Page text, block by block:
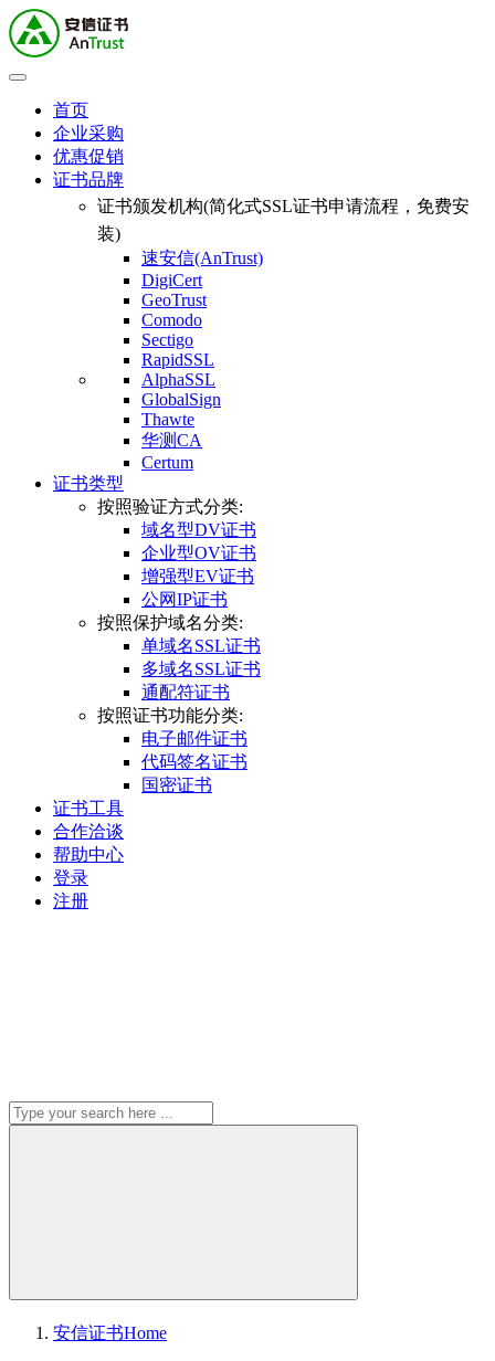
首页
企业采购
优惠促销
证书品牌
证书颁发机构(简化式SSL证书申请流程，免费安
装)
速安信(AnTrust)
DigiCert
GeoTrust
Comodo
Sectigo
RapidSSL
AlphaSSL
GlobalSign
Thawte
华测CA
Certum
证书类型
按照验证方式分类:
域名型DV证书
企业型OV证书
增强型EV证书
公网IP证书
按照保护域名分类:
单域名SSL证书
多域名SSL证书
通配符证书
按照证书功能分类:
电子邮件证书
代码签名证书
国密证书
证书工具
合作洽谈
帮助中心
登录
注册
安信证书Home